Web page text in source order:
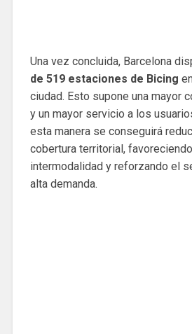
Una vez concluida, Barcelona
de 519 estaciones de Bicing
ciudad. Esto supone una mayor
y un mayor servicio a los
esta manera se conseguirá
cobertura territorial,
intermodalidad y reforzando el
alta demanda.